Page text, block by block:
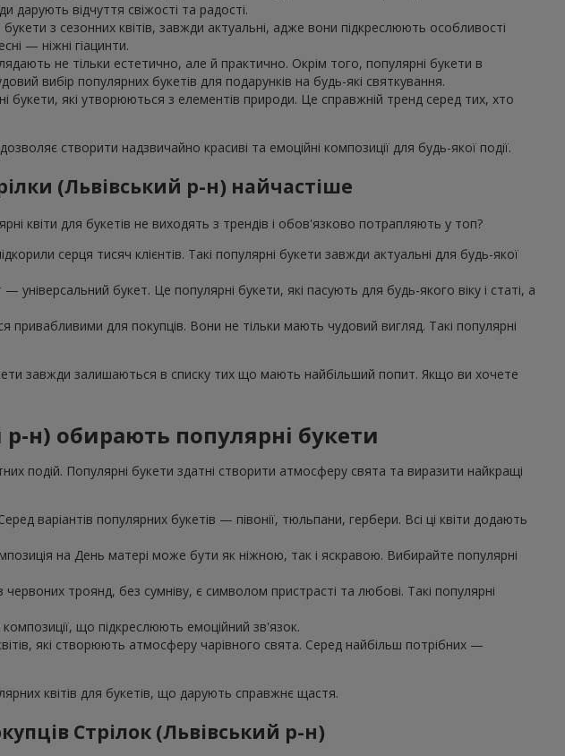
дарують відчуття свіжості та радості.
з сезонних квітів, завжди актуальні, адже вони підкреслюють особливості
— ніжні гіацинти.
не тільки естетично, але й практично. Окрім того, популярні букети в
вибір популярних букетів для подарунків на будь-які святкування.
букети, які утворюються з елементів природи. Це справжній тренд серед тих, хто
створити надзвичайно красиві та емоційні композиції для будь-якої події.
(Львівський р-н) найчастіше
квіти для букетів не виходять з трендів і обов'язково потрапляють у топ?
серця тисяч клієнтів. Такі популярні букети завжди актуальні для будь-якої
букет. Це популярні букети, які пасують для будь-якого віку і статі, а
для покупців. Вони не тільки мають чудовий вигляд. Такі популярні
завжди залишаються в списку тих що мають найбільший попит. Якщо ви хочете
н) обирають популярні букети
подій. Популярні букети здатні створити атмосферу свята та виразити найкращі
варіантів популярних букетів — півонії, тюльпани, гербери. Всі ці квіти додають
на День матері може бути як ніжною, так і яскравою. Вибирайте популярні
троянд, без сумніву, є символом пристрасті та любові. Такі популярні
що підкреслюють емоційний зв'язок.
які створюють атмосферу чарівного свята. Серед найбільш потрібних —
квітів для букетів, що дарують справжнє щастя.
Стрілок (Львівський р-н)